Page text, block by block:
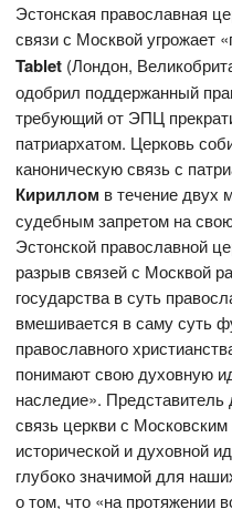
Эстонская православная
связи с Москвой
Tablet (Лондон,
одобрил поддержанный
требующий от ЭПЦ
патриархатом. Церковь
каноническую связь с
Кириллом в течение двух
судебным запретом на
Эстонской православной
разрыв связей с Москвой
государства в суть
вмешивается в саму суть
православного
понимают свою духовную
наследие». Представитель
связь церкви с
исторической и духовной
глубоко значимой для
о том, что «на протяжении